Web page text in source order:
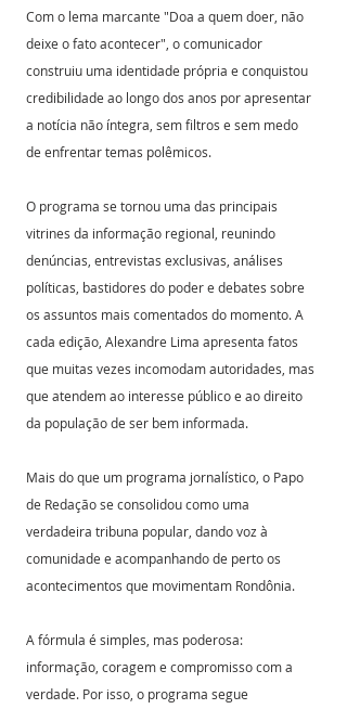
Com o lema marcante "Doa a quem doer, não
deixe o fato acontecer", o comunicador
construiu uma identidade própria e conquistou
credibilidade ao longo dos anos por apresentar
a notícia não íntegra, sem filtros e sem medo
de enfrentar temas polêmicos.
O programa se tornou uma das principais
vitrines da informação regional, reunindo
denúncias, entrevistas exclusivas, análises
políticas, bastidores do poder e debates sobre
os assuntos mais comentados do momento. A
cada edição, Alexandre Lima apresenta fatos
que muitas vezes incomodam autoridades, mas
que atendem ao interesse público e ao direito
da população de ser bem informada.
Mais do que um programa jornalístico, o Papo
de Redação se consolidou como uma
verdadeira tribuna popular, dando voz à
comunidade e acompanhando de perto os
acontecimentos que movimentam Rondônia.
A fórmula é simples, mas poderosa:
informação, coragem e compromisso com a
verdade. Por isso, o programa segue